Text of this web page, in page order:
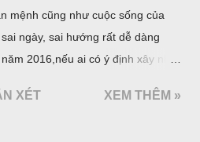
mệnh cũng như cuộc sống của
ngày, sai hướng rất dễ dàng
2016,nếu ai có ý định xây nhà
vị.
XÉT XEM THÊM »